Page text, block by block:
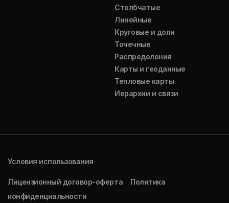
Столбчатые
Линейные
Круговые и доли
Точечные
Распределения
Карты и геоданные
Тепловые карты
Иерархии и связи
Условия использования
Лицензионный договор-оферта
Политика
конфиденциальности